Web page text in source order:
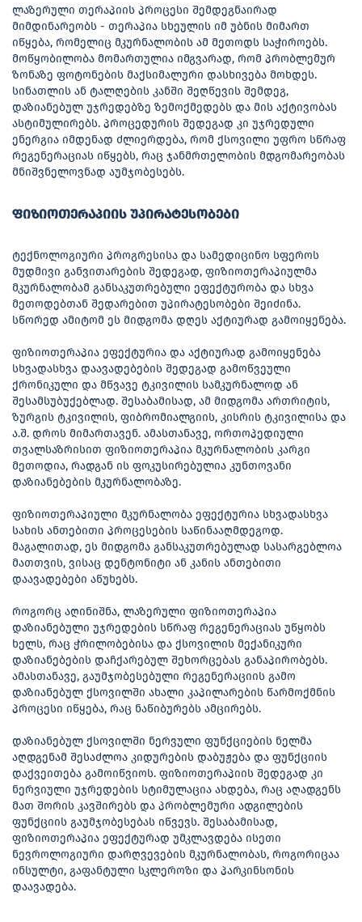
ლაზერული თერაპიის პროცესი შემდეგნაირად
მიმდინარეობს - თერაპია სხეულის იმ უბნის მიმართ
იწყება, რომელიც მკურნალობის ამ მეთოდს საჭიროებს.
მოწყობილობა მომართულია იმგვარად, რომ პრობლემურ
ზონაზე ფოტონების მაქსიმალური დასხივება მოხდეს.
სინათლის ან ტალღების კანში შეღწევის შემდეგ,
დაზიანებულ უჯრედებზე ზემოქმედებს და მის აქტივობას
ასტიმულირებს. პროცედურის შედეგად კი უჯრედული
ენერგია იმდენად ძლიერდება, რომ ქსოვილი უფრო სწრაფ
რეგენერაციას იწყებს, რაც ჯანმრთელობის მდგომარეობას
მნიშვნელოვნად აუმჯობესებს.
ფიზიოთერაპიის უპირატესობები
ტექნოლოგიური პროგრესისა და სამედიცინო სფეროს
მუდმივი განვითარების შედეგად, ფიზიოთერაპიულმა
მკურნალობამ განსაკუთრებული ეფექტურობა და სხვა
მეთოდებთან შედარებით უპირატესობები შეიძინა.
სწორედ ამიტომ ეს მიდგომა დღეს აქტიურად გამოიყენება.
ფიზიოთერაპია ეფექტურია და აქტიურად გამოიყენება
სხვადასხვა დაავადებების შედეგად გამოწვეული
ქრონიკული და მწვავე ტკივილის სამკურნალოდ ან
შესამსუბუქებლად. შესაბამისად, ამ მიდგომა ართრიტის,
ზურგის ტკივილის, ფიბრომიალგიის, კისრის ტკივილისა და
ა.შ. დროს მიმართავენ. ამასთანავე, ორთოპედიული
თვალსაზრისით ფიზიოთერაპია მკურნალობის კარგი
მეთოდია, რადგან ის ფოკუსირებულია კუნთოვანი
დაზიანებების მკურნალობაზე.
ფიზიოთერაპიული მკურნალობა ეფექტურია სხვადასხვა
სახის ანთებითი პროცესების საწინააღმდეგოდ.
მაგალითად, ეს მიდგომა განსაკუთრებულად სასარგებლოა
მათთვის, ვისაც დენტონიტი ან კანის ანთებითი
დაავადებები აწუხებს.
როგორც აღინიშნა, ლაზერული ფიზიოთერაპია
დაზიანებული უჯრედების სწრაფ რეგენერაციას უწყობს
ხელს, რაც ჭრილობებისა და ქსოვილის მექანიკური
დაზიანებების დაჩქარებულ შეხორცებას განაპირობებს.
ამასთანავე, გაუმჯობესებული რეგენერაციის გამო
დაზიანებულ ქსოვილში ახალი კაპილარების წარმოქმნის
პროცესი იწყება, რაც ნაწიბურებს ამცირებს.
დაზიანებულ ქსოვილში ნერვული ფუნქციების ნელმა
აღდგენამ შესაძლოა კიდურების დაბუჟება და ფუნქციის
დაქვეითება გამოიწვიოს. ფიზიოთერაპიის შედეგად კი
ნერვიული უჯრედების სტიმულაცია ახდება, რაც აღადგენს
მათ შორის კავშირებს და პრობლემური ადგილების
ფუნქციის გაუმჯობესებას იწვევს. შესაბამისად,
ფიზიოთერაპია ეფექტურად უმკლავდება ისეთი
ნევროლოგიური დარღვევების მკურნალობას, როგორიცაა
ინსულტი, გაფანტული სკლეროზი და პარკინსონის
დაავადება.